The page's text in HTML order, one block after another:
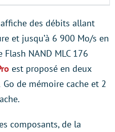
affiche des débits allant
et jusqu’à 6 900 Mo/s en
NAND MLC 176
est proposé en deux
de mémoire cache et 2
composants, de la